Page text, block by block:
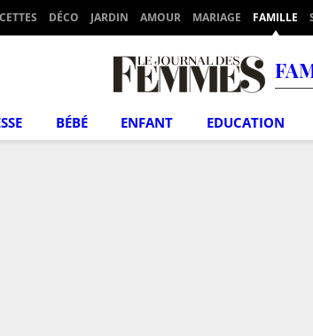
DÉCO JARDIN AMOUR MARIAGE FAMILLE
BÉBÉ ENFANT EDUCATION